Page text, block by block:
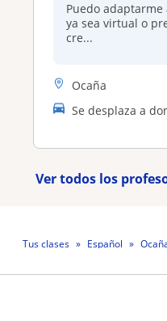
Puedo
ya sea virtual o
cre...
Ocaña
Se desplaza a
Ver todos los
Tus clases Español